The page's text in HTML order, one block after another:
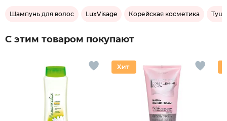
Шампунь для волос LuxVisage Корейская косметика
С этим товаром покупают